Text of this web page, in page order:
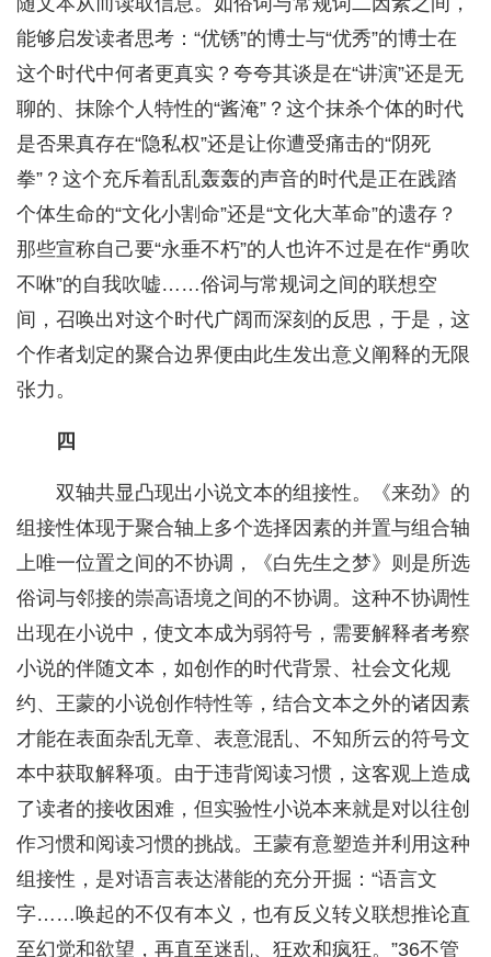
能够启发读者思考：“优锈”的博士与“优秀”的博士在
这个时代中何者更真实？夸夸其谈是在“讲演”还是无
聊的、抹除个人特性的“酱淹”？这个抹杀个体的时代
是否果真存在“隐私权”还是让你遭受痛击的“阴死
拳”？这个充斥着乱乱轰轰的声音的时代是正在践踏
个体生命的“文化小割命”还是“文化大革命”的遗存？
那些宣称自己要“永垂不朽”的人也许不过是在作“勇吹
不咻”的自我吹嘘……俗词与常规词之间的联想空
间，召唤出对这个时代广阔而深刻的反思，于是，这
个作者划定的聚合边界便由此生发出意义阐释的无限
张力。
四
双轴共显凸现出小说文本的组接性。《来劲》的
组接性体现于聚合轴上多个选择因素的并置与组合轴
上唯一位置之间的不协调，《白先生之梦》则是所选
俗词与邻接的崇高语境之间的不协调。这种不协调性
出现在小说中，使文本成为弱符号，需要解释者考察
小说的伴随文本，如创作的时代背景、社会文化规
约、王蒙的小说创作特性等，结合文本之外的诸因素
才能在表面杂乱无章、表意混乱、不知所云的符号文
本中获取解释项。由于违背阅读习惯，这客观上造成
了读者的接收困难，但实验性小说本来就是对以往创
作习惯和阅读习惯的挑战。王蒙有意塑造并利用这种
组接性，是对语言表达潜能的充分开掘：“语言文
字……唤起的不仅有本义，也有反义转义联想推论直
至幻觉和欲望，再直至迷乱、狂欢和疯狂。”36不管